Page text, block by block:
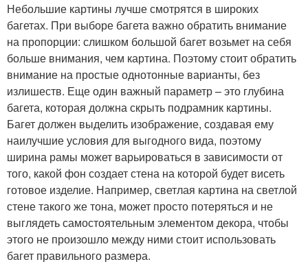
Небольшие картины лучше смотрятся в широких
багетах. При выборе багета важно обратить внимание
на пропорции: слишком большой багет возьмет на себя
больше внимания, чем картина. Поэтому стоит обратить
внимание на простые однотонные варианты, без
излишеств. Еще один важный параметр – это глубина
багета, которая должна скрыть подрамник картины.
Багет должен выделить изображение, создавая ему
наилучшие условия для выгодного вида, поэтому
ширина рамы может варьироваться в зависимости от
того, какой фон создает стена на которой будет висеть
готовое изделие. Например, светлая картина на светлой
стене такого же тона, может просто потеряться и не
выглядеть самостоятельным элементом декора, чтобы
этого не произошло между ними стоит использовать
багет правильного размера.